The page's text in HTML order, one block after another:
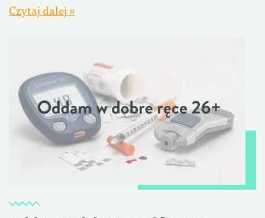
Czytaj dalej »